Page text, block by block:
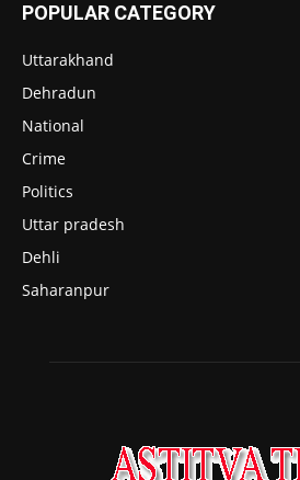
POPULAR CATEGORY
Uttarakhand
Dehradun
National
Crime
Politics
Uttar pradesh
Dehli
Saharanpur